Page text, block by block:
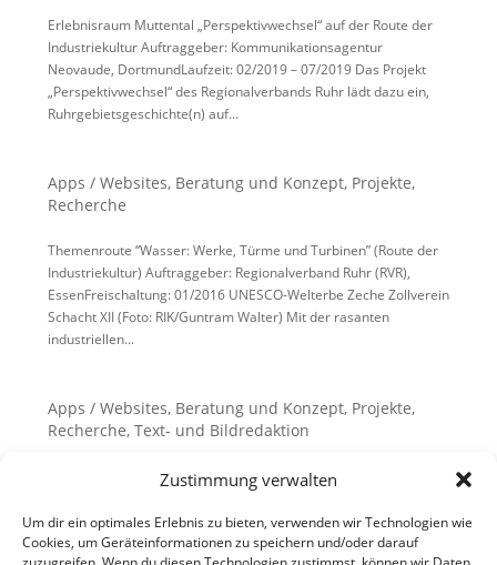
Zustimmung verwalten
Um dir ein optimales Erlebnis zu bieten, verwenden wir Technologien wie
Cookies, um Geräteinformationen zu speichern und/oder darauf
Erlebnisraum Muttental „Perspektivwechsel“ auf der Route der
Industriekultur Auftraggeber: Kommunikationsagentur
Neovaude, DortmundLaufzeit: 02/2019 – 07/2019 Das Projekt
„Perspektivwechsel“ des Regionalverbands Ruhr lädt dazu ein,
Ruhrgebietsgeschichte(n) auf...
Apps / Websites, Beratung und Konzept, Projekte,
Recherche
Themenroute “Wasser: Werke, Türme und Turbinen” (Route der
Industriekultur) Auftraggeber: Regionalverband Ruhr (RVR),
EssenFreischaltung: 01/2016 UNESCO-Welterbe Zeche Zollverein
Schacht XII (Foto: RIK/Guntram Walter) Mit der rasanten
industriellen...
Apps / Websites, Beratung und Konzept, Projekte,
Recherche, Text- und Bildredaktion
Lost Generation. App zum Ersten Weltkrieg Herausgeber:
Kooperation mit dem Bundesarchiv und mit Unterstützung des
Deutschen Historischen Museums, BerlinLaufzeit: 12/2013 –